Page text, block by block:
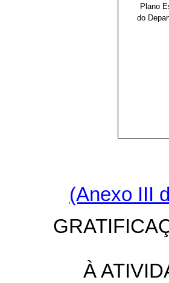
Plano
do
(Anexo III
À